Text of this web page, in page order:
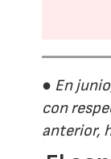
● En
con
anterior,